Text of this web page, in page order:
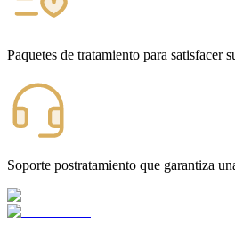
Paquetes de tratamiento para satisfacer
Soporte postratamiento que garantiza